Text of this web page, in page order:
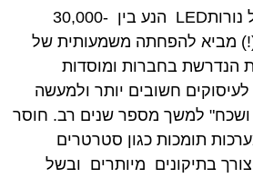
אורך החיים העצום של נורותLED הנע בין 30,000-
(!) מביא להפחתה משמעותית של
הנדרשת בחברות ומוסדות
חשובים יותר ולמעשה
ושכח" למשך מספר שנים רב. חוסר
תומכות כגון סטרטרים
בתיקונים מיותרים ובשל